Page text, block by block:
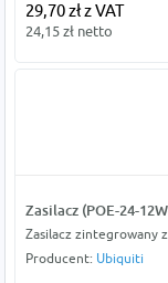
29,70 zł z VAT
24,15 zł netto
Zasilacz (POE-24-
Zasilacz zintegrowany
Producent: Ubiquiti